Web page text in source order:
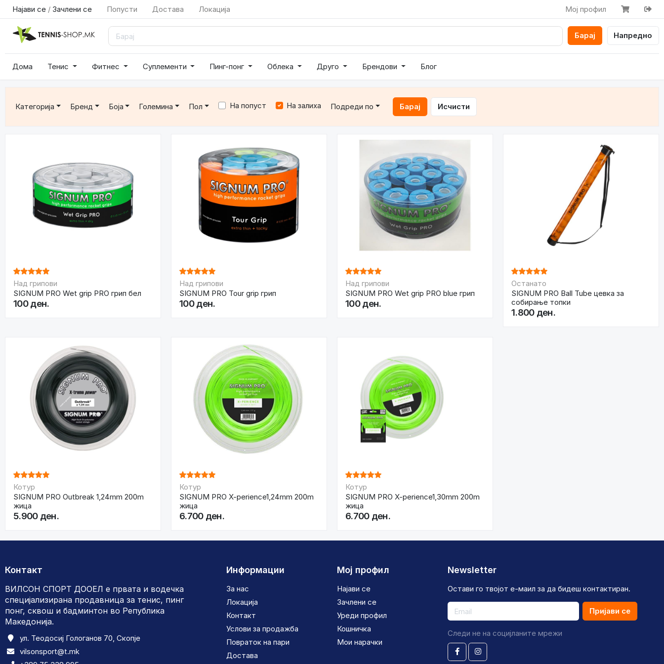
Најави се / Зачлени се Попусти Достава Локација Мој профил
Барај Напредно
Дома Тенис Фитнес Суплементи Пинг-понг Облека Друго Брендови Блог
Категорија Бренд Боја Големина Пол На попуст На залиха Подреди по Барај Исчисти
Над грипови
SIGNUM PRO Wet grip PRO грип бел
100 ден.
Над грипови
SIGNUM PRO Tour grip грип
100 ден.
Над грипови
SIGNUM PRO Wet grip PRO blue грип
100 ден.
Останато
SIGNUM PRO Ball Tube цевка за
собирање топки
1.800 ден.
Котур
SIGNUM PRO Outbreak 1,24mm 200m
жица
5.900 ден.
Котур
SIGNUM PRO X-perience1,24mm 200m
жица
6.700 ден.
Котур
SIGNUM PRO X-perience1,30mm 200m
жица
6.700 ден.
Контакт
ВИЛСОН СПОРТ ДООЕЛ е првата и водечка
специјализирана продавница за тенис, пинг
понг, сквош и бадминтон во Република
Македонија.
ул. Теодосиј Гологанов 70, Скопје
vilsonsport@t.mk
Информации
За нас
Локација
Контакт
Услови за продажба
Повраток на пари
Достава
Мој профил
Најави се
Зачлени се
Уреди профил
Кошничка
Мои нарачки
Newsletter
Остави го твојот е-маил за да бидеш контактиран.
Пријави се
Следи не на социјланите мрежи